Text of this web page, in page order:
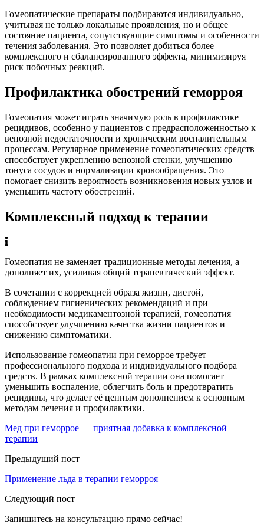
Гомеопатические препараты подбираются индивидуально,
учитывая не только локальные проявления, но и общее
состояние пациента, сопутствующие симптомы и особенности
течения заболевания. Это позволяет добиться более
комплексного и сбалансированного эффекта, минимизируя
риск побочных реакций.
Профилактика обострений геморроя
Гомеопатия может играть значимую роль в профилактике
рецидивов, особенно у пациентов с предрасположенностью к
венозной недостаточности и хроническим воспалительным
процессам. Регулярное применение гомеопатических средств
способствует укреплению венозной стенки, улучшению
тонуса сосудов и нормализации кровообращения. Это
помогает снизить вероятность возникновения новых узлов и
уменьшить частоту обострений.
Комплексный подход к терапии
Гомеопатия не заменяет традиционные методы лечения, а
дополняет их, усиливая общий терапевтический эффект.
В сочетании с коррекцией образа жизни, диетой,
соблюдением гигиенических рекомендаций и при
необходимости медикаментозной терапией, гомеопатия
способствует улучшению качества жизни пациентов и
снижению симптоматики.
Использование гомеопатии при геморрое требует
профессионального подхода и индивидуального подбора
средств. В рамках комплексной терапии она помогает
уменьшить воспаление, облегчить боль и предотвратить
рецидивы, что делает её ценным дополнением к основным
методам лечения и профилактики.
Мед при геморрое — приятная добавка к комплексной
терапии
Предыдущий пост
Применение льда в терапии геморроя
Следующий пост
Запишитесь на консультацию прямо сейчас!